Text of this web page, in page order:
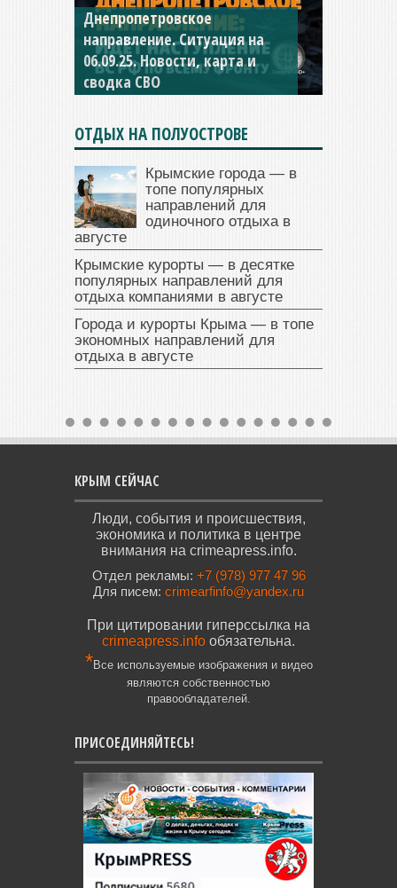
Константиновское
направление. Ситуация на
04.09.25 Новости, карта и
сводка СВО
ОТДЫХ НА ПОЛУОСТРОВЕ
Крымские города — в
топе популярных
направлений для
одиночного отдыха в
августе
Крымские курорты — в десятке
популярных направлений для
отдыха компаниями в августе
Города и курорты Крыма — в топе
экономных направлений для
отдыха в августе
КРЫМ СЕЙЧАС
Люди, события и происшествия,
экономика и политика в центре
внимания на crimeapress.info.
Отдел рекламы: +7 (978) 977 47 96
Для писем: crimearfinfo@yandex.ru
При цитировании гиперссылка на
crimeapress.info обязательна.
*Все используемые изображения и видео
являются собственностью
правообладателей.
ПРИСОЕДИНЯЙТЕСЬ!